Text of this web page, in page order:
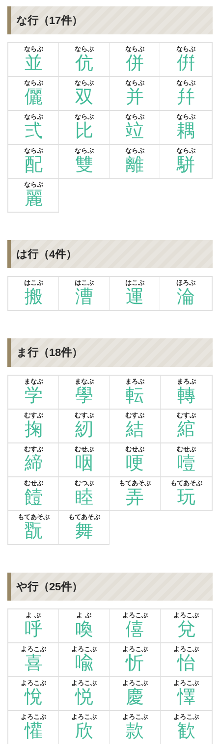
な行（17件）
並
ならぶ
伉
ならぶ
併
ならぶ
倂
ならぶ
儷
ならぶ
双
ならぶ
并
ならぶ
幷
ならぶ
弍
ならぶ
比
ならぶ
竝
ならぶ
耦
ならぶ
配
ならぶ
雙
ならぶ
離
ならぶ
駢
ならぶ
麗
ならぶ
は行（4件）
搬
はこぶ
漕
はこぶ
運
はこぶ
淪
ほろぶ
ま行（18件）
学
まなぶ
學
まなぶ
転
まろぶ
轉
まろぶ
掬
むすぶ
紉
むすぶ
結
むすぶ
綰
むすぶ
締
むすぶ
咽
むせぶ
哽
むせぶ
噎
むせぶ
饐
むせぶ
睦
むつぶ
弄
もてあそぶ
玩
もてあそぶ
翫
もてあそぶ
舞
もてあそぶ
や行（25件）
呼
よぶ
喚
よぶ
僖
よろこぶ
兌
よろこぶ
喜
よろこぶ
喩
よろこぶ
忻
よろこぶ
怡
よろこぶ
悅
よろこぶ
悦
よろこぶ
慶
よろこぶ
懌
よろこぶ
懽
よろこぶ
欣
よろこぶ
款
よろこぶ
歓
よろこぶ